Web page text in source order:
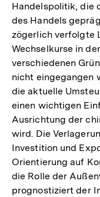
Handelspolitik, die
des Handels
zögerlich verfolgte
Wechselkurse in
verschiedenen
nicht eingegangen
die aktuelle
einen wichtigen
Ausrichtung der
wird. Die
Investition und
Orientierung auf
die Rolle der
prognostiziert der